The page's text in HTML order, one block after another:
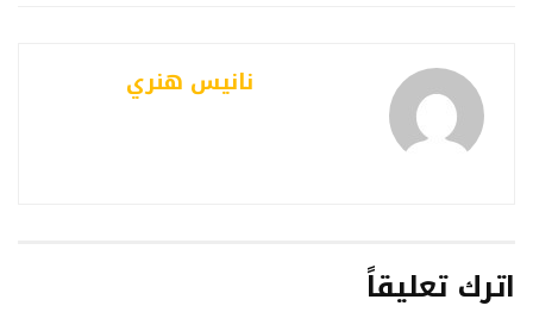
نانيس هنري
اترك تعليقاً